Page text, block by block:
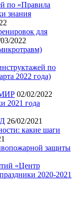
по «Правила
знания
для
2022
по
2022 года)
МИР 02/02/2022
2021 года
26/02/2021
какие шаги
защиты
«Центр
2020-2021